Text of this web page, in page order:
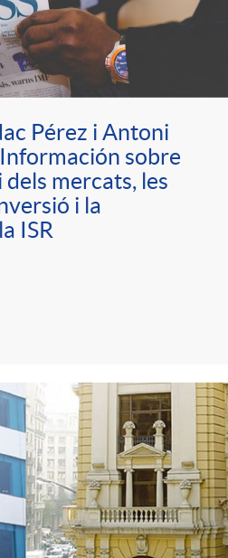
Pérez i Antoni
sobre
dels mercats, les
i la
ISR